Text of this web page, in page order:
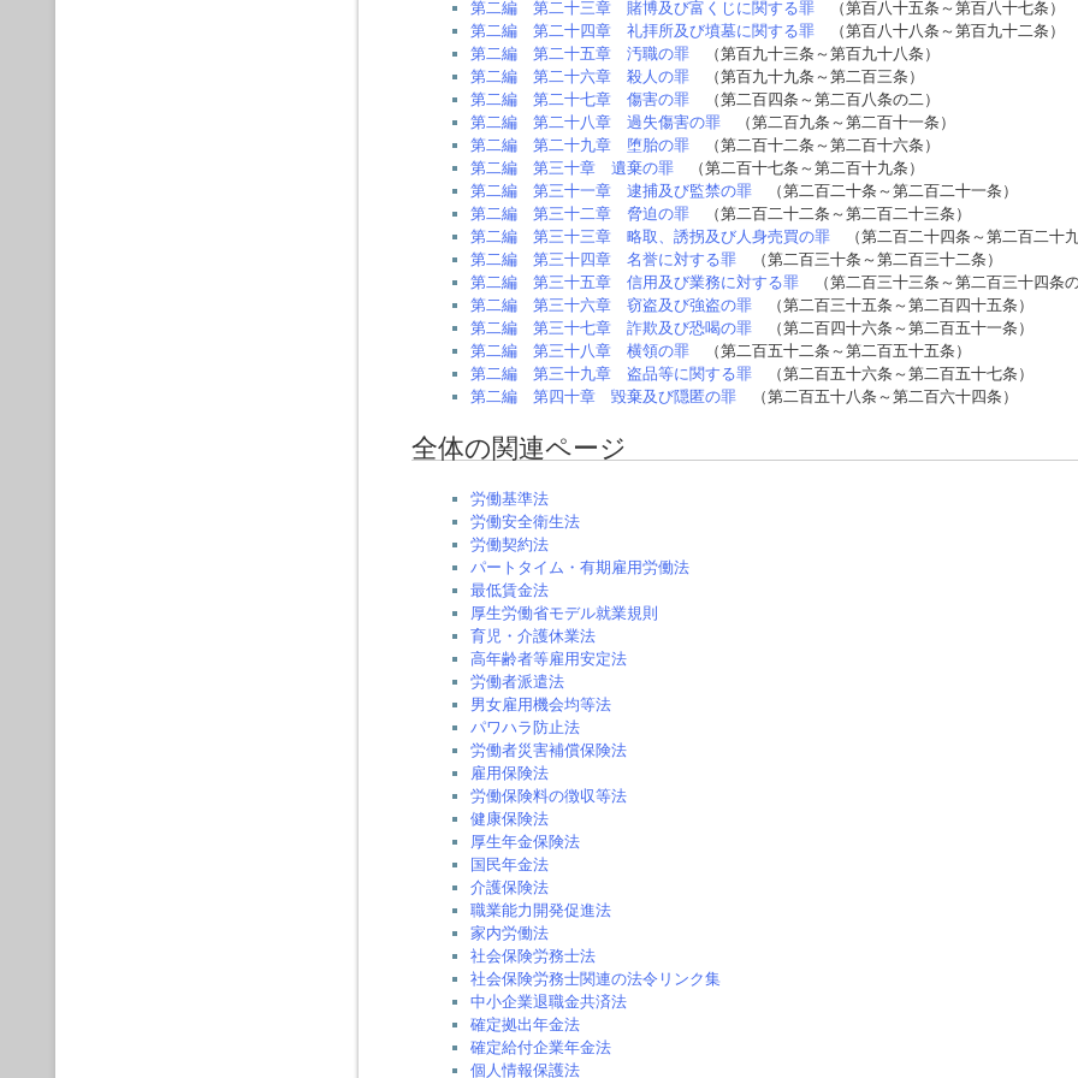
第二編 第二十三章 賭博及び富くじに関する罪（第百八十五条～第百八十七条）
第二編 第二十四章 礼拝所及び墳墓に関する罪（第百八十八条～第百九十二条）
第二編 第二十五章 汚職の罪（第百九十三条～第百九十八条）
第二編 第二十六章 殺人の罪（第百九十九条～第二百三条）
第二編 第二十七章 傷害の罪（第二百四条～第二百八条の二）
第二編 第二十八章 過失傷害の罪（第二百九条～第二百十一条）
第二編 第二十九章 堕胎の罪（第二百十二条～第二百十六条）
第二編 第三十章 遺棄の罪（第二百十七条～第二百十九条）
第二編 第三十一章 逮捕及び監禁の罪（第二百二十条～第二百二十一条）
第二編 第三十二章 脅迫の罪（第二百二十二条～第二百二十三条）
第二編 第三十三章 略取、誘拐及び人身売買の罪（第二百二十四条～第二百二十九
第二編 第三十四章 名誉に対する罪（第二百三十条～第二百三十二条）
第二編 第三十五章 信用及び業務に対する罪（第二百三十三条～第二百三十四条の
第二編 第三十六章 窃盗及び強盗の罪（第二百三十五条～第二百四十五条）
第二編 第三十七章 詐欺及び恐喝の罪（第二百四十六条～第二百五十一条）
第二編 第三十八章 横領の罪（第二百五十二条～第二百五十五条）
第二編 第三十九章 盗品等に関する罪（第二百五十六条～第二百五十七条）
第二編 第四十章 毀棄及び隠匿の罪（第二百五十八条～第二百六十四条）
全体の関連ページ
労働基準法
労働安全衛生法
労働契約法
パートタイム・有期雇用労働法
最低賃金法
厚生労働省モデル就業規則
育児・介護休業法
高年齢者等雇用安定法
労働者派遣法
男女雇用機会均等法
パワハラ防止法
労働者災害補償保険法
雇用保険法
労働保険料の徴収等法
健康保険法
厚生年金保険法
国民年金法
介護保険法
職業能力開発促進法
家内労働法
社会保険労務士法
社会保険労務士関連の法令リンク集
中小企業退職金共済法
確定拠出年金法
確定給付企業年金法
個人情報保護法